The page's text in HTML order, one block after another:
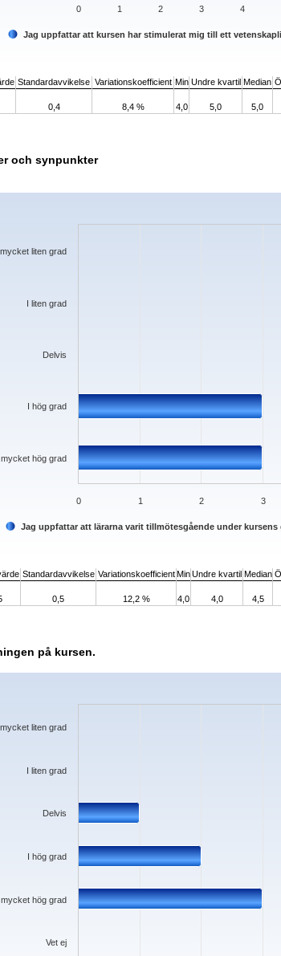
Jag uppfattar att kursen har stimulerat mig till ett
0 1 2 3 4
Standardavvikelse Variationskoefficient Min Undre kvartil Median
0,4 8,4 % 4,0 5,0 5,0
och synpunkter
has 1 X axis displaying categories.
Jag uppfattar att lärarna varit tillmötesgående under
mycket hög grad
I hög grad
Delvis
I liten grad
liten grad
0 1 2 3
Standardavvikelse Variationskoefficient MinUndre kvartil Median
0,5 12,2 % 4,0 4,0 4,5
på kursen.
has 1 X axis displaying categories.
Vet ej
mycket hög grad
I hög grad
Delvis
I liten grad
liten grad